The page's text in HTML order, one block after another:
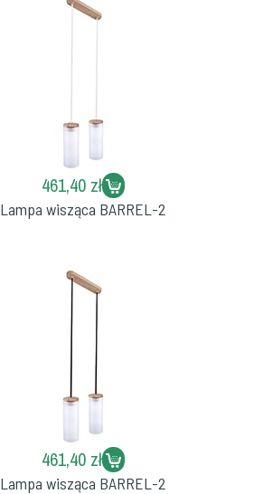
461,40 zł
Lampa wisząca BARREL-2
461,40 zł
Lampa wisząca BARREL-2